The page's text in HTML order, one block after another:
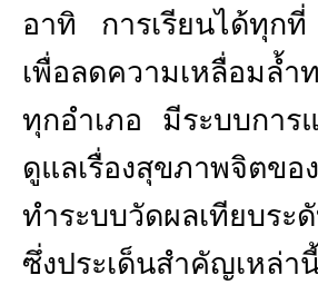
อาทิ การเรียนได้ทุก
เพื่อลดความเหลื่อม
ทุกอำเภอ มีระบบการ
ดูแลเรื่องสุขภาพจิตขอ
ทำระบบวัดผลเทียบร
ซึ่งประเด็นสำคัญเหล่า